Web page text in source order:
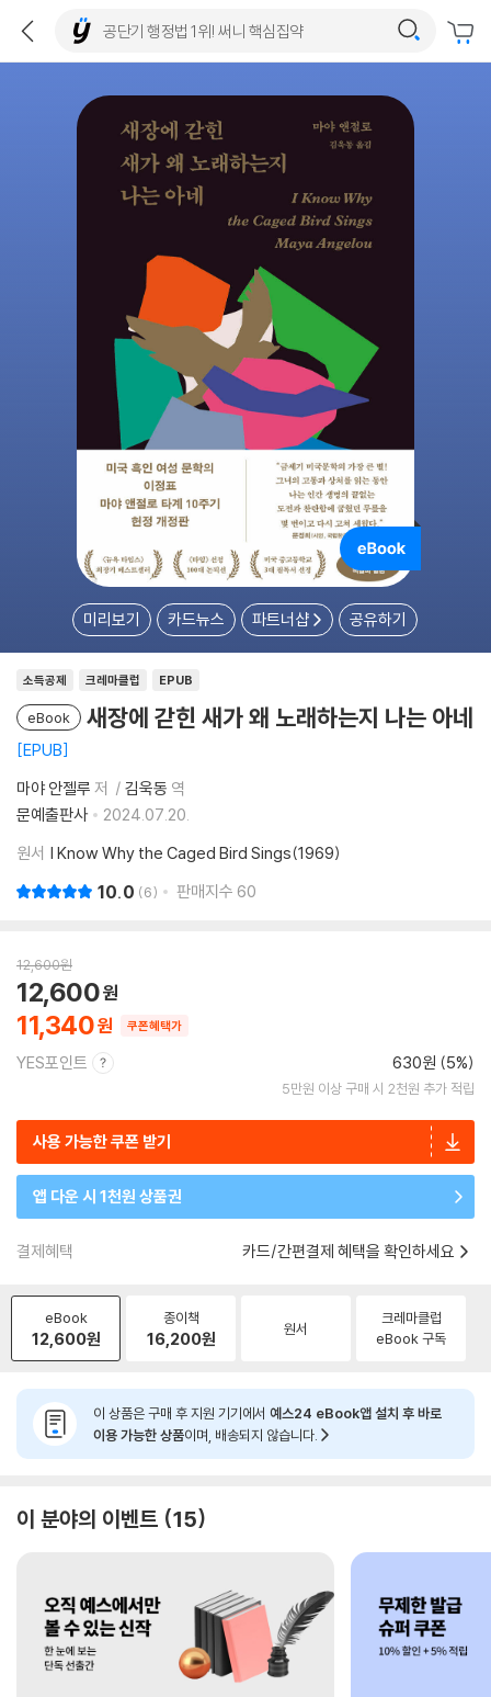
미리보기 카드뉴스 파트너샵 공유하기
소득공제 크레마클럽 EPUB
eBook 새장에 갇힌 새가 왜 노래하는지 나는 아네
EPUB
마야 안젤루 저 김욱동 역
문예출판사
2024.07.20.
원서 I Know Why the Caged Bird Sings(1969)
10.0 6 판매지수 60
12,600원
11,340
12,600
쿠폰혜택가
YES포인트 630원 (5%)
5만원 이상 구매 시 2천원 추가 적립
사용 가능한 쿠폰 받기
앱 다운 시 1천원 상품권
결제혜택 카드/간편결제 혜택을 확인하세요
eBook
12,600원
종이책
16,200원 원서
크레마클럽
eBook 구독
이 상품은 구매 후 지원 기기에서 예스24 eBook앱 설치 후 바로
이용 가능한 상품이며, 배송되지 않습니다.
이 분야의 이벤트 15